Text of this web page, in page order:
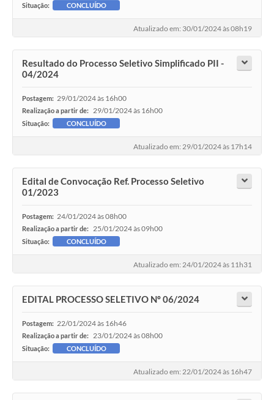
Situação: CONCLUÍDO
Atualizado em: 30/01/2024 às 08h19
Resultado do Processo Seletivo Simplificado PII -
04/2024
Postagem: 29/01/2024 às 16h00
Realização a partir de: 29/01/2024 às 16h00
Situação: CONCLUÍDO
Atualizado em: 29/01/2024 às 17h14
Edital de Convocação Ref. Processo Seletivo
01/2023
Postagem: 24/01/2024 às 08h00
Realização a partir de: 25/01/2024 às 09h00
Situação: CONCLUÍDO
Atualizado em: 24/01/2024 às 11h31
EDITAL PROCESSO SELETIVO Nº 06/2024
Postagem: 22/01/2024 às 16h46
Realização a partir de: 23/01/2024 às 08h00
Situação: CONCLUÍDO
Atualizado em: 22/01/2024 às 16h47